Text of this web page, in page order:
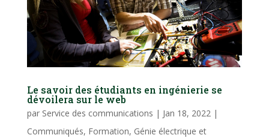
Le savoir des étudiants en ingénierie se
dévoilera sur le web
par Service des communications | Jan 18, 2022|
Communiqués, Formation, Génie électrique et